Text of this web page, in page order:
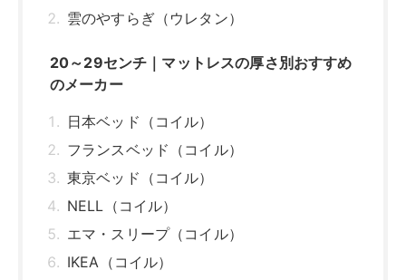
雲のやすらぎ（ウレタン）
20～29センチ｜マットレスの厚さ別おすすめ
のメーカー
日本ベッド（コイル）
フランスベッド（コイル）
東京ベッド（コイル）
NELL（コイル）
エマ・スリープ（コイル）
IKEA（コイル）